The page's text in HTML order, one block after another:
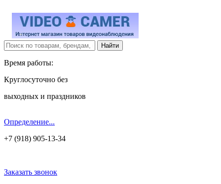
Время работы:
Круглосуточно без
выходных и праздников
Определение...
+7 (918) 905-13-34
Заказать звонок